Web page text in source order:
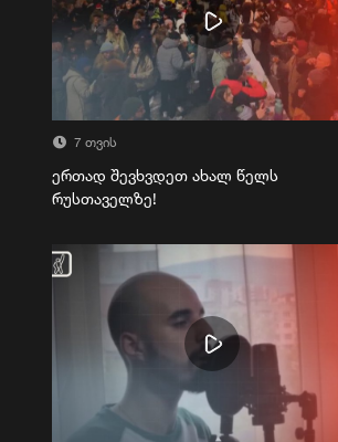
7 თვის
ერთად შევხვდეთ ახალ წელს
რუსთაველზე!